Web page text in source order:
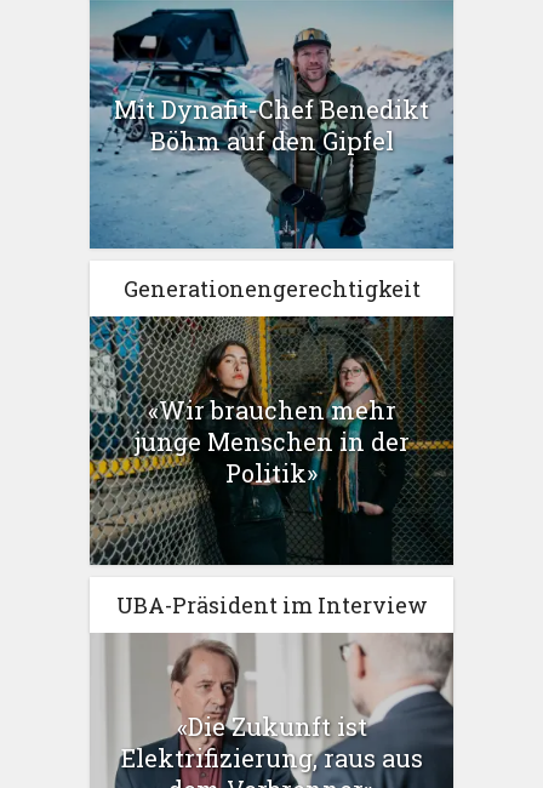
Mit Dynafit-Chef Benedikt
Böhm auf den Gipfel
Generationengerechtigkeit
«Wir brauchen mehr
junge Menschen in der
Politik»
UBA-Präsident im Interview
«Die Zukunft ist
Elektrifizierung, raus aus